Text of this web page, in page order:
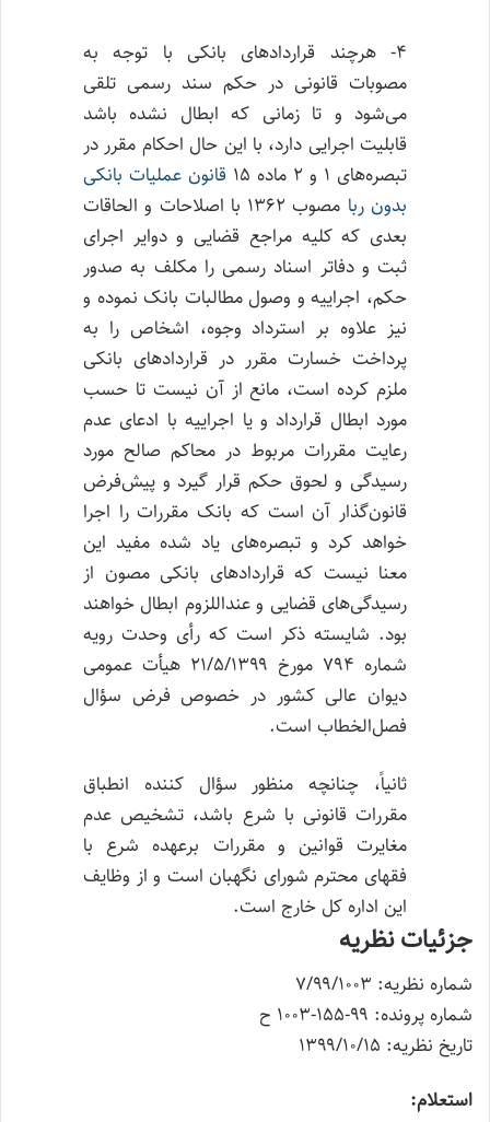
۴- هرچند قراردادهای بانکی با توجه به
مصوبات قانونی در حکم سند رسمی تلقی
می‌شود و تا زمانی که ابطال نشده باشد
قابلیت اجرایی دارد، با این حال احکام مقرر در
تبصره‌های ۱ و ۲ ماده ۱۵
قانون عملیات بانکی
بدون ربا
مصوب ۱۳۶۲ با اصلاحات و الحاقات
بعدی که کلیه مراجع قضایی و دوایر اجرای
ثبت و دفاتر اسناد رسمی را مکلف به صدور
حکم، اجراییه و وصول مطالبات بانک نموده و
نیز علاوه بر استرداد وجوه، اشخاص را به
پرداخت خسارت مقرر در قراردادهای بانکی
ملزم کرده است، مانع از آن نیست تا حسب
مورد ابطال قرارداد و یا اجراییه با ادعای عدم
رعایت مقررات مربوط در محاکم صالح مورد
رسیدگی و لحوق حکم قرار گیرد و پیش‌فرض
قانون‌گذار آن است که بانک مقررات را اجرا
خواهد کرد و تبصره‌های یاد شده مفید این
معنا نیست که قراردادهای بانکی مصون از
رسیدگی‌های قضایی و عنداللزوم ابطال خواهند
بود. شایسته ذکر است که رأی وحدت رویه
شماره ۷۹۴ مورخ ۲۱/۵/۱۳۹۹ هیأت عمومی
دیوان عالی کشور در خصوص فرض سؤال
فصل‌الخطاب است.
ثانیاً، چنانچه منظور سؤال کننده انطباق
مقررات قانونی با شرع باشد، تشخیص عدم
مغایرت قوانین و مقررات برعهده شرع با
فقهای محترم شورای نگهبان است و از وظایف
این اداره کل خارج است.
جزئیات نظریه
شماره نظریه: ۷/۹۹/۱۰۰۳
شماره پرونده: ۹۹-۱۵۵-۱۰۰۳ ح
تاریخ نظریه: ۱۳۹۹/۱۰/۱۵
استعلام: